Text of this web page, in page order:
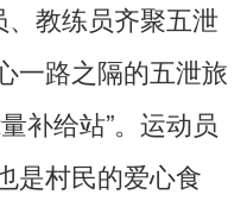
教练员齐聚五泄
一路之隔的五泄旅
补给站”。运动员
是村民的爱心食